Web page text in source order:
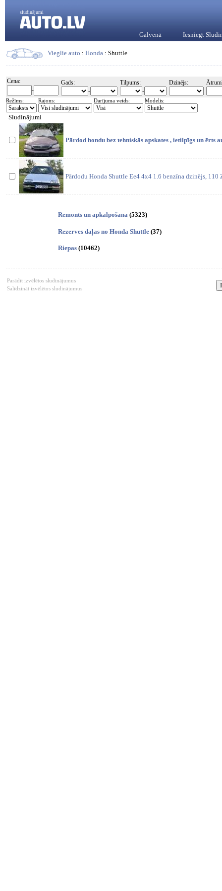
sludinājumi
Galvenā Iesniegt
Vieglie auto : Honda : Shuttle
Cena:
-
Gads:
-
Tilpums:
-
Dzinējs:
Režīms: Rajons: Darījuma veids: Modelis:
Sludinājumi
Pārdod hondu bez tehniskās apskates , ietilpīgs un ērts
Pārdodu Honda Shuttle Ee4 4x4 1.6 benzīna dzinējs, 110
Remonts un apkalpošana (5323)
Rezerves daļas no Honda Shuttle (37)
Riepas (10462)
Parādīt izvēlētos sludinājumus
Salīdzināt izvēlētos sludinājumus